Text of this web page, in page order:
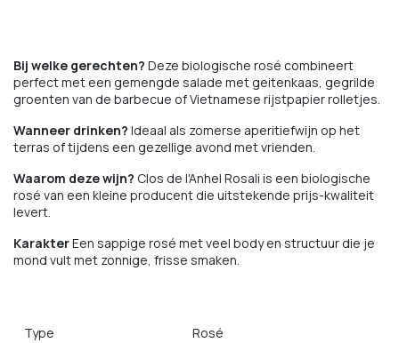
Bij welke gerechten? Deze biologische rosé combineert
perfect met een gemengde salade met geitenkaas, gegrilde
groenten van de barbecue of Vietnamese rijstpapier rolletjes.
Wanneer drinken? Ideaal als zomerse aperitiefwijn op het
terras of tijdens een gezellige avond met vrienden.
Waarom deze wijn? Clos de l'Anhel Rosali is een biologische
rosé van een kleine producent die uitstekende prijs-kwaliteit
levert.
KarakterEen sappige rosé met veel body en structuur die je
mond vult met zonnige, frisse smaken.
Type Rosé